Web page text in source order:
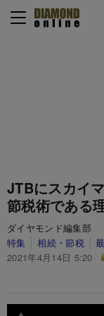
JTBにスカイ
節税術である
ダイヤモンド編集部
特集
相続・節税
2021年4月14日 5:20